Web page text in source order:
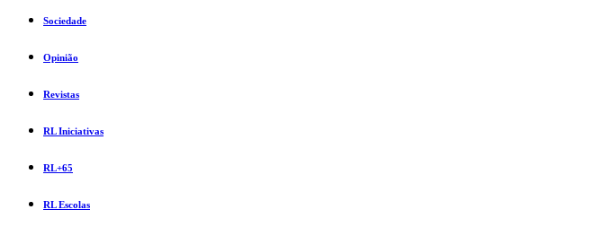
Sociedade
Opinião
Revistas
RL Iniciativas
RL+65
RL Escolas